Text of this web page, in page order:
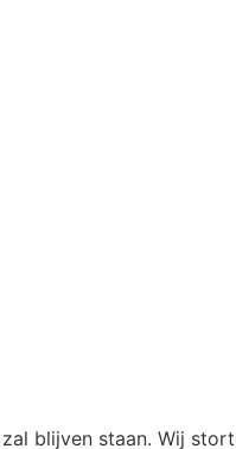
blijven staan. Wij